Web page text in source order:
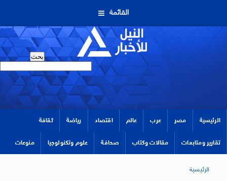
القائمة
الرئيسية مصر عرب عالم اقتصاد رياضة ثقافة
تقارير ومتابعات مقالات وكتاب صحافة علوم وتكنولوجيا منوعات
الرئيسية